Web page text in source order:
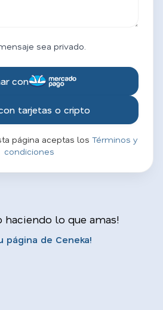
sea privado.
con
tarjetas o cripto
página aceptas los Términos y
condiciones
haciendo lo que amas!
página de Ceneka!